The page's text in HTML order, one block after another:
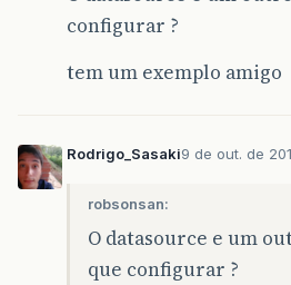
configurar ?
tem um exemplo amigo
Rodrigo_Sasaki9 de out. de
robsonsan:
O datasource e um
que configurar ?